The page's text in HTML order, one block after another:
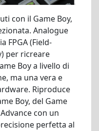
con il Game Boy,
Analogue
FPGA (Field-
per ricreare
Boy a livello di
ma una vera e
Riproduce
Boy, del Game
con un
perfetta al